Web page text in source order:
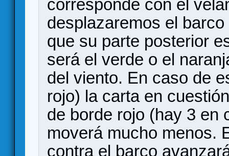
corresponde con el
desplazaremos el
que su parte posterior
será el verde o el
del viento. En caso de
rojo) la carta en
de borde rojo (hay 3 en
moverá mucho menos.
contra el barco